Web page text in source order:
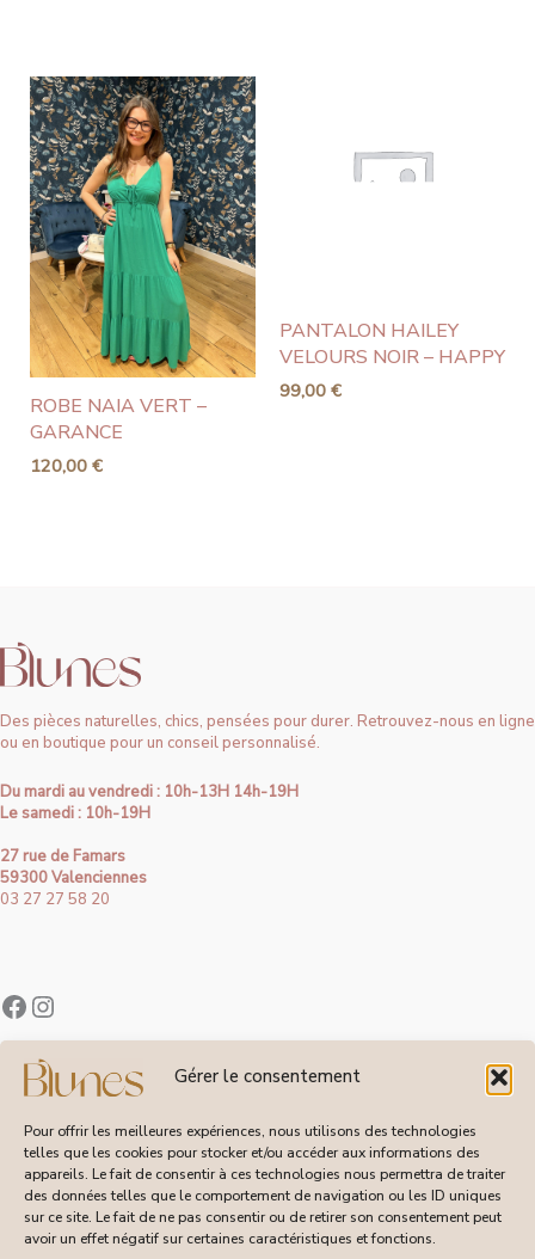
Gérer le consentement
Pour offrir les meilleures expériences, nous utilisons des technologies
telles que les cookies pour stocker et/ou accéder aux informations des
appareils. Le fait de consentir à ces technologies nous permettra de traiter
des données telles que le comportement de navigation ou les ID uniques
sur ce site. Le fait de ne pas consentir ou de retirer son consentement peut
avoir un effet négatif sur certaines caractéristiques et fonctions.
ROBE NAIA VERT –
GARANCE
120,00 €
PANTALON HAILEY
VELOURS NOIR – HAPPY
99,00 €
Des pièces naturelles, chics, pensées pour durer. Retrouvez-nous en ligne
ou en boutique pour un conseil personnalisé.
Du mardi au vendredi : 10h-13H 14h-19H
Le samedi : 10h-19H
27 rue de Famars
59300 Valenciennes
03 27 27 58 20
Contact
À Propos de Blunes
CGV
Livraisons et Retours